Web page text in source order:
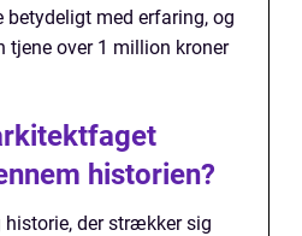
betydeligt med erfaring, og
tjene over 1 million kroner
historien?
der strækker sig